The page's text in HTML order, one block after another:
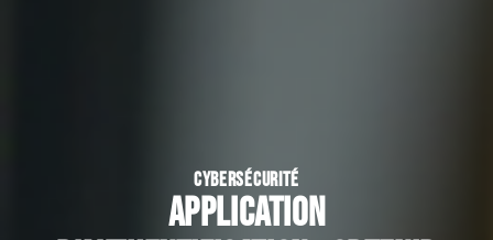
CYBERSÉCURITÉ
Application